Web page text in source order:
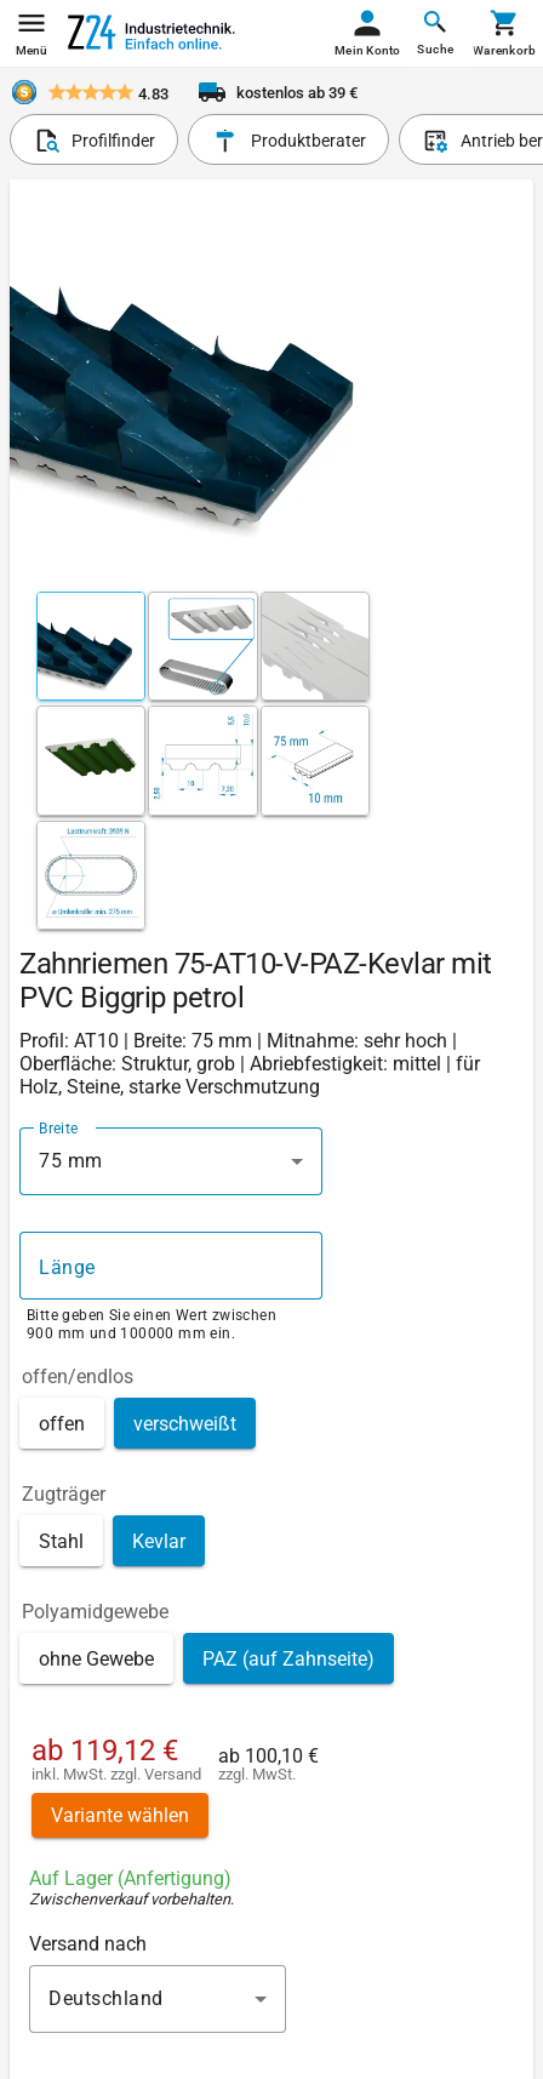
Menü Suche
Mein Konto Warenkorb
4.83 kostenlos ab 39 €
Profilfinder Produktberater Antrieb
Zahnriemen 75-AT10-V-PAZ-Kevlar mit
PVC Biggrip petrol
Profil: AT10 | Breite: 75 mm | Mitnahme: sehr hoch |
Oberfläche: Struktur, grob | Abriebfestigkeit: mittel | für
Holz, Steine, starke Verschmutzung
Breite
75 mm
Länge
Bitte geben Sie einen Wert zwischen
900 mm und 100000 mm ein.
offen/endlos
offen verschweißt
Zugträger
Stahl Kevlar
Polyamidgewebe
ohne Gewebe PAZ (auf Zahnseite)
ab 119,12 €
inkl. MwSt. zzgl. Versand
ab 100,10 €
zzgl. MwSt.
Variante wählen
Auf Lager (Anfertigung)
Zwischenverkauf vorbehalten.
Versand nach
Deutschland